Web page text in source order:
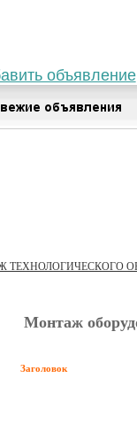
ТЕХНОЛОГИЧЕСКОГО
Монтаж
Заголовок